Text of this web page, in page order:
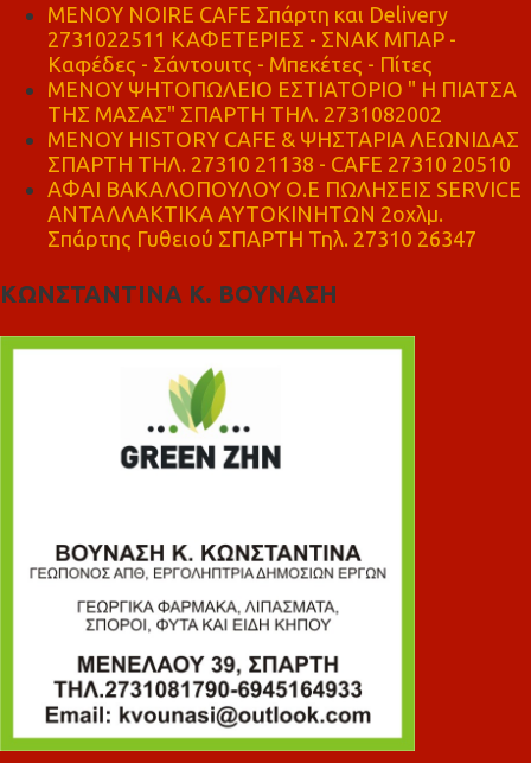
MENOY NOIRE CAFE Σπάρτη και Delivery
2731022511 ΚΑΦΕΤΕΡΙΕΣ - ΣΝΑΚ ΜΠΑΡ -
Καφέδες - Σάντουιτς - Μπεκέτες - Πίτες
ΜΕΝΟΥ ΨΗΤΟΠΩΛΕΙΟ ΕΣΤΙΑΤΟΡΙΟ " Η ΠΙΑΤΣΑ
ΤΗΣ ΜΑΣΑΣ" ΣΠΑΡΤΗ ΤΗΛ. 2731082002
ΜΕΝΟΥ HISTORY CAFE & ΨΗΣΤΑΡΙΑ ΛΕΩΝΙΔΑΣ
ΣΠΑΡΤΗ ΤΗΛ. 27310 21138 - CAFE 27310 20510
ΑΦΑΙ ΒΑΚΑΛΟΠΟΥΛΟΥ Ο.Ε ΠΩΛΗΣΕΙΣ SERVICE
ΑΝΤΑΛΛΑΚΤΙΚΑ ΑΥΤΟΚΙΝΗΤΩΝ 2οχλμ.
Σπάρτης Γυθειού ΣΠΑΡΤΗ Τηλ. 27310 26347
ΚΩΝΣΤΑΝΤΙΝΑ Κ. ΒΟΥΝΑΣΗ